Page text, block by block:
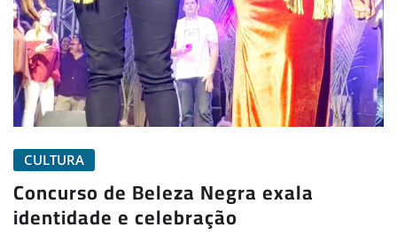
CULTURA
Concurso de Beleza Negra exala
identidade e celebração